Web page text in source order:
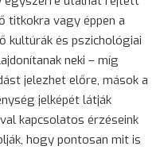
titkokra vagy éppen a
kultúrák és pszichológiai
neki – míg
jelezhet előre, mások a
jelképét látják
kapcsolatos érzéseink
hogy pontosan mit is